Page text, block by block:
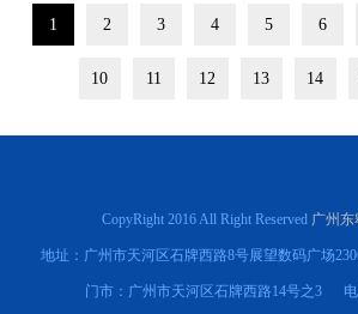
1 2 3 4 5 6
10 11 12 13 14
CopyRight 2016 All Right Reserved 广州东
地址：广州市天河区石牌西路8号展望数码广场
门市：广州市天河区石牌西路14号之3 电